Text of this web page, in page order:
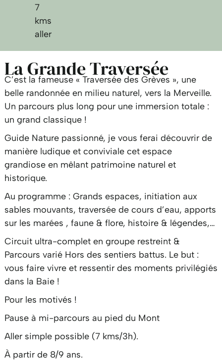
7
kms
aller
La Grande Traversée
C’est la fameuse « Traversée des Grèves », une
belle randonnée en milieu naturel, vers la Merveille.
Un parcours plus long pour une immersion totale :
un grand classique !
Guide Nature passionné, je vous ferai découvrir de
manière ludique et conviviale cet espace
grandiose en mêlant patrimoine naturel et
historique.
Au programme : Grands espaces, initiation aux
sables mouvants, traversée de cours d’eau, apports
sur les marées , faune & flore, histoire & légendes,…
Circuit ultra-complet en groupe restreint &
Parcours varié Hors des sentiers battus. Le but :
vous faire vivre et ressentir des moments privilégiés
dans la Baie !
Pour les motivés !
Pause à mi-parcours au pied du Mont
Aller simple possible (7 kms/3h).
À partir de 8/9 ans.